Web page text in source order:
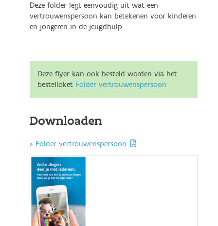
Deze folder legt eenvoudig uit wat een
vertrouwenspersoon kan betekenen voor kinderen
en jongeren in de jeugdhulp.
Deze flyer kan ook besteld worden via het
bestelloket Folder vertrouwenspersoon
Downloaden
Folder vertrouwenspersoon